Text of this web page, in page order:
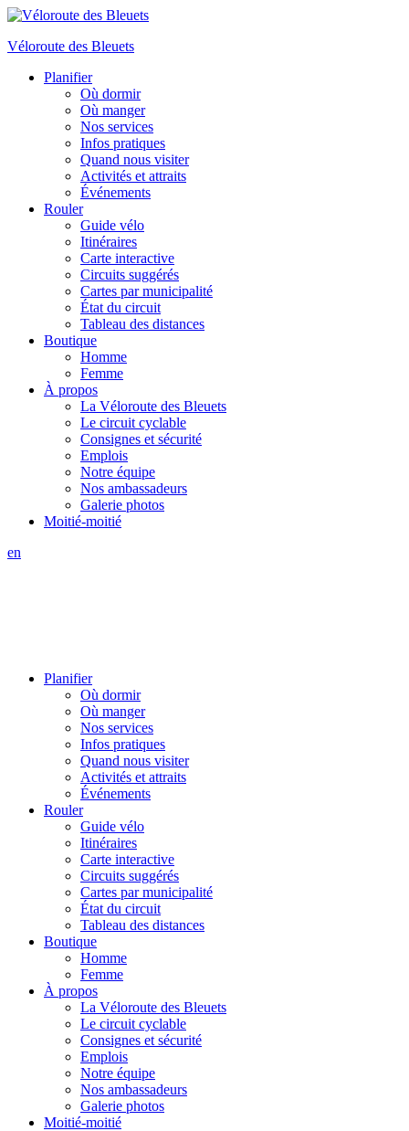
Véloroute des Bleuets
Planifier
Où dormir
Où manger
Nos services
Infos pratiques
Quand nous visiter
Activités et attraits
Événements
Rouler
Guide vélo
Itinéraires
Carte interactive
Circuits suggérés
Cartes par municipalité
État du circuit
Tableau des distances
Boutique
Homme
Femme
À propos
La Véloroute des Bleuets
Le circuit cyclable
Consignes et sécurité
Emplois
Notre équipe
Nos ambassadeurs
Galerie photos
Moitié-moitié
en
Planifier
Où dormir
Où manger
Nos services
Infos pratiques
Quand nous visiter
Activités et attraits
Événements
Rouler
Guide vélo
Itinéraires
Carte interactive
Circuits suggérés
Cartes par municipalité
État du circuit
Tableau des distances
Boutique
Homme
Femme
À propos
La Véloroute des Bleuets
Le circuit cyclable
Consignes et sécurité
Emplois
Notre équipe
Nos ambassadeurs
Galerie photos
Moitié-moitié